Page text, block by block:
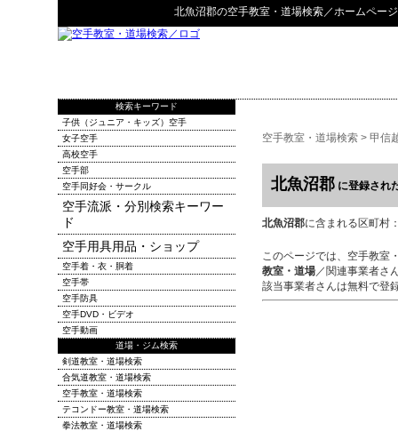
北魚沼郡の空手教室・道場検索／ホームペー
空手教室・道場検索 > 甲信
北魚沼郡 に登録され
北魚沼郡に含まれる区町村
このページでは、空手教室
教室・道場／関連事業者さ
該当事業者さんは無料で登
検索キーワード
子供（ジュニア・キッズ）空手
女子空手
高校空手
空手部
空手同好会・サークル
空手流派・分別検索キーワー
ド
空手用具用品・ショップ
空手着・衣・胴着
空手帯
空手防具
空手DVD・ビデオ
空手動画
道場・ジム検索
剣道教室・道場検索
合気道教室・道場検索
空手教室・道場検索
テコンドー教室・道場検索
拳法教室・道場検索